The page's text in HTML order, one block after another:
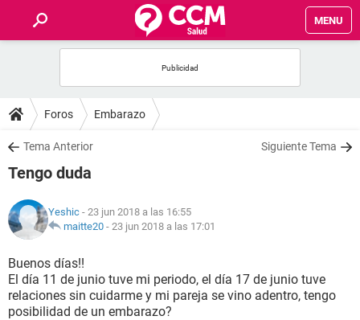
MENU
FOROS
SALUD
FAMILIA
NUTRICIÓN
BIENESTAR
SEXUALIDAD
Foros Embarazo
Tema Anterior Siguiente Tema
Tengo duda
Yeshic - 23 jun 2018 a las 16:55
maitte20 - 23 jun 2018 a las 17:01
Buenos días!!
El día 11 de junio tuve mi periodo, el día 17 de junio tuve
relaciones sin cuidarme y mi pareja se vino adentro, tengo
posibilidad de un embarazo?